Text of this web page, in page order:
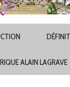
ALAIN LAGRAVE